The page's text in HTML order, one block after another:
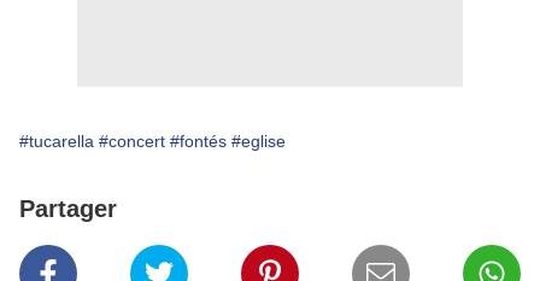
#tucarella #concert #fontés #eglise
Partager